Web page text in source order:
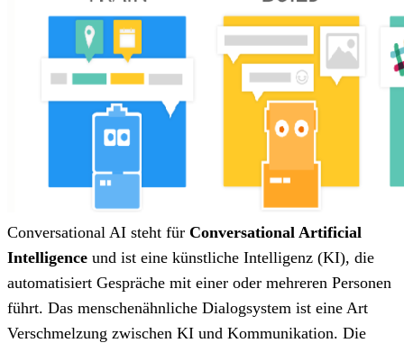
Conversational AI steht für Conversational Artificial
Intelligence und ist eine künstliche Intelligenz (KI), die
automatisiert Gespräche mit einer oder mehreren Personen
führt. Das menschenähnliche Dialogsystem ist eine Art
Verschmelzung zwischen KI und Kommunikation. Die